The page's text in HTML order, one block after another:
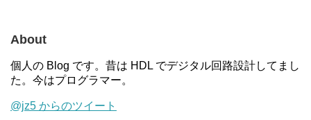
About
個人の Blog です。昔は HDL でデジタル回路設計してまし
た。今はプログラマー。
@jz5 からのツイート